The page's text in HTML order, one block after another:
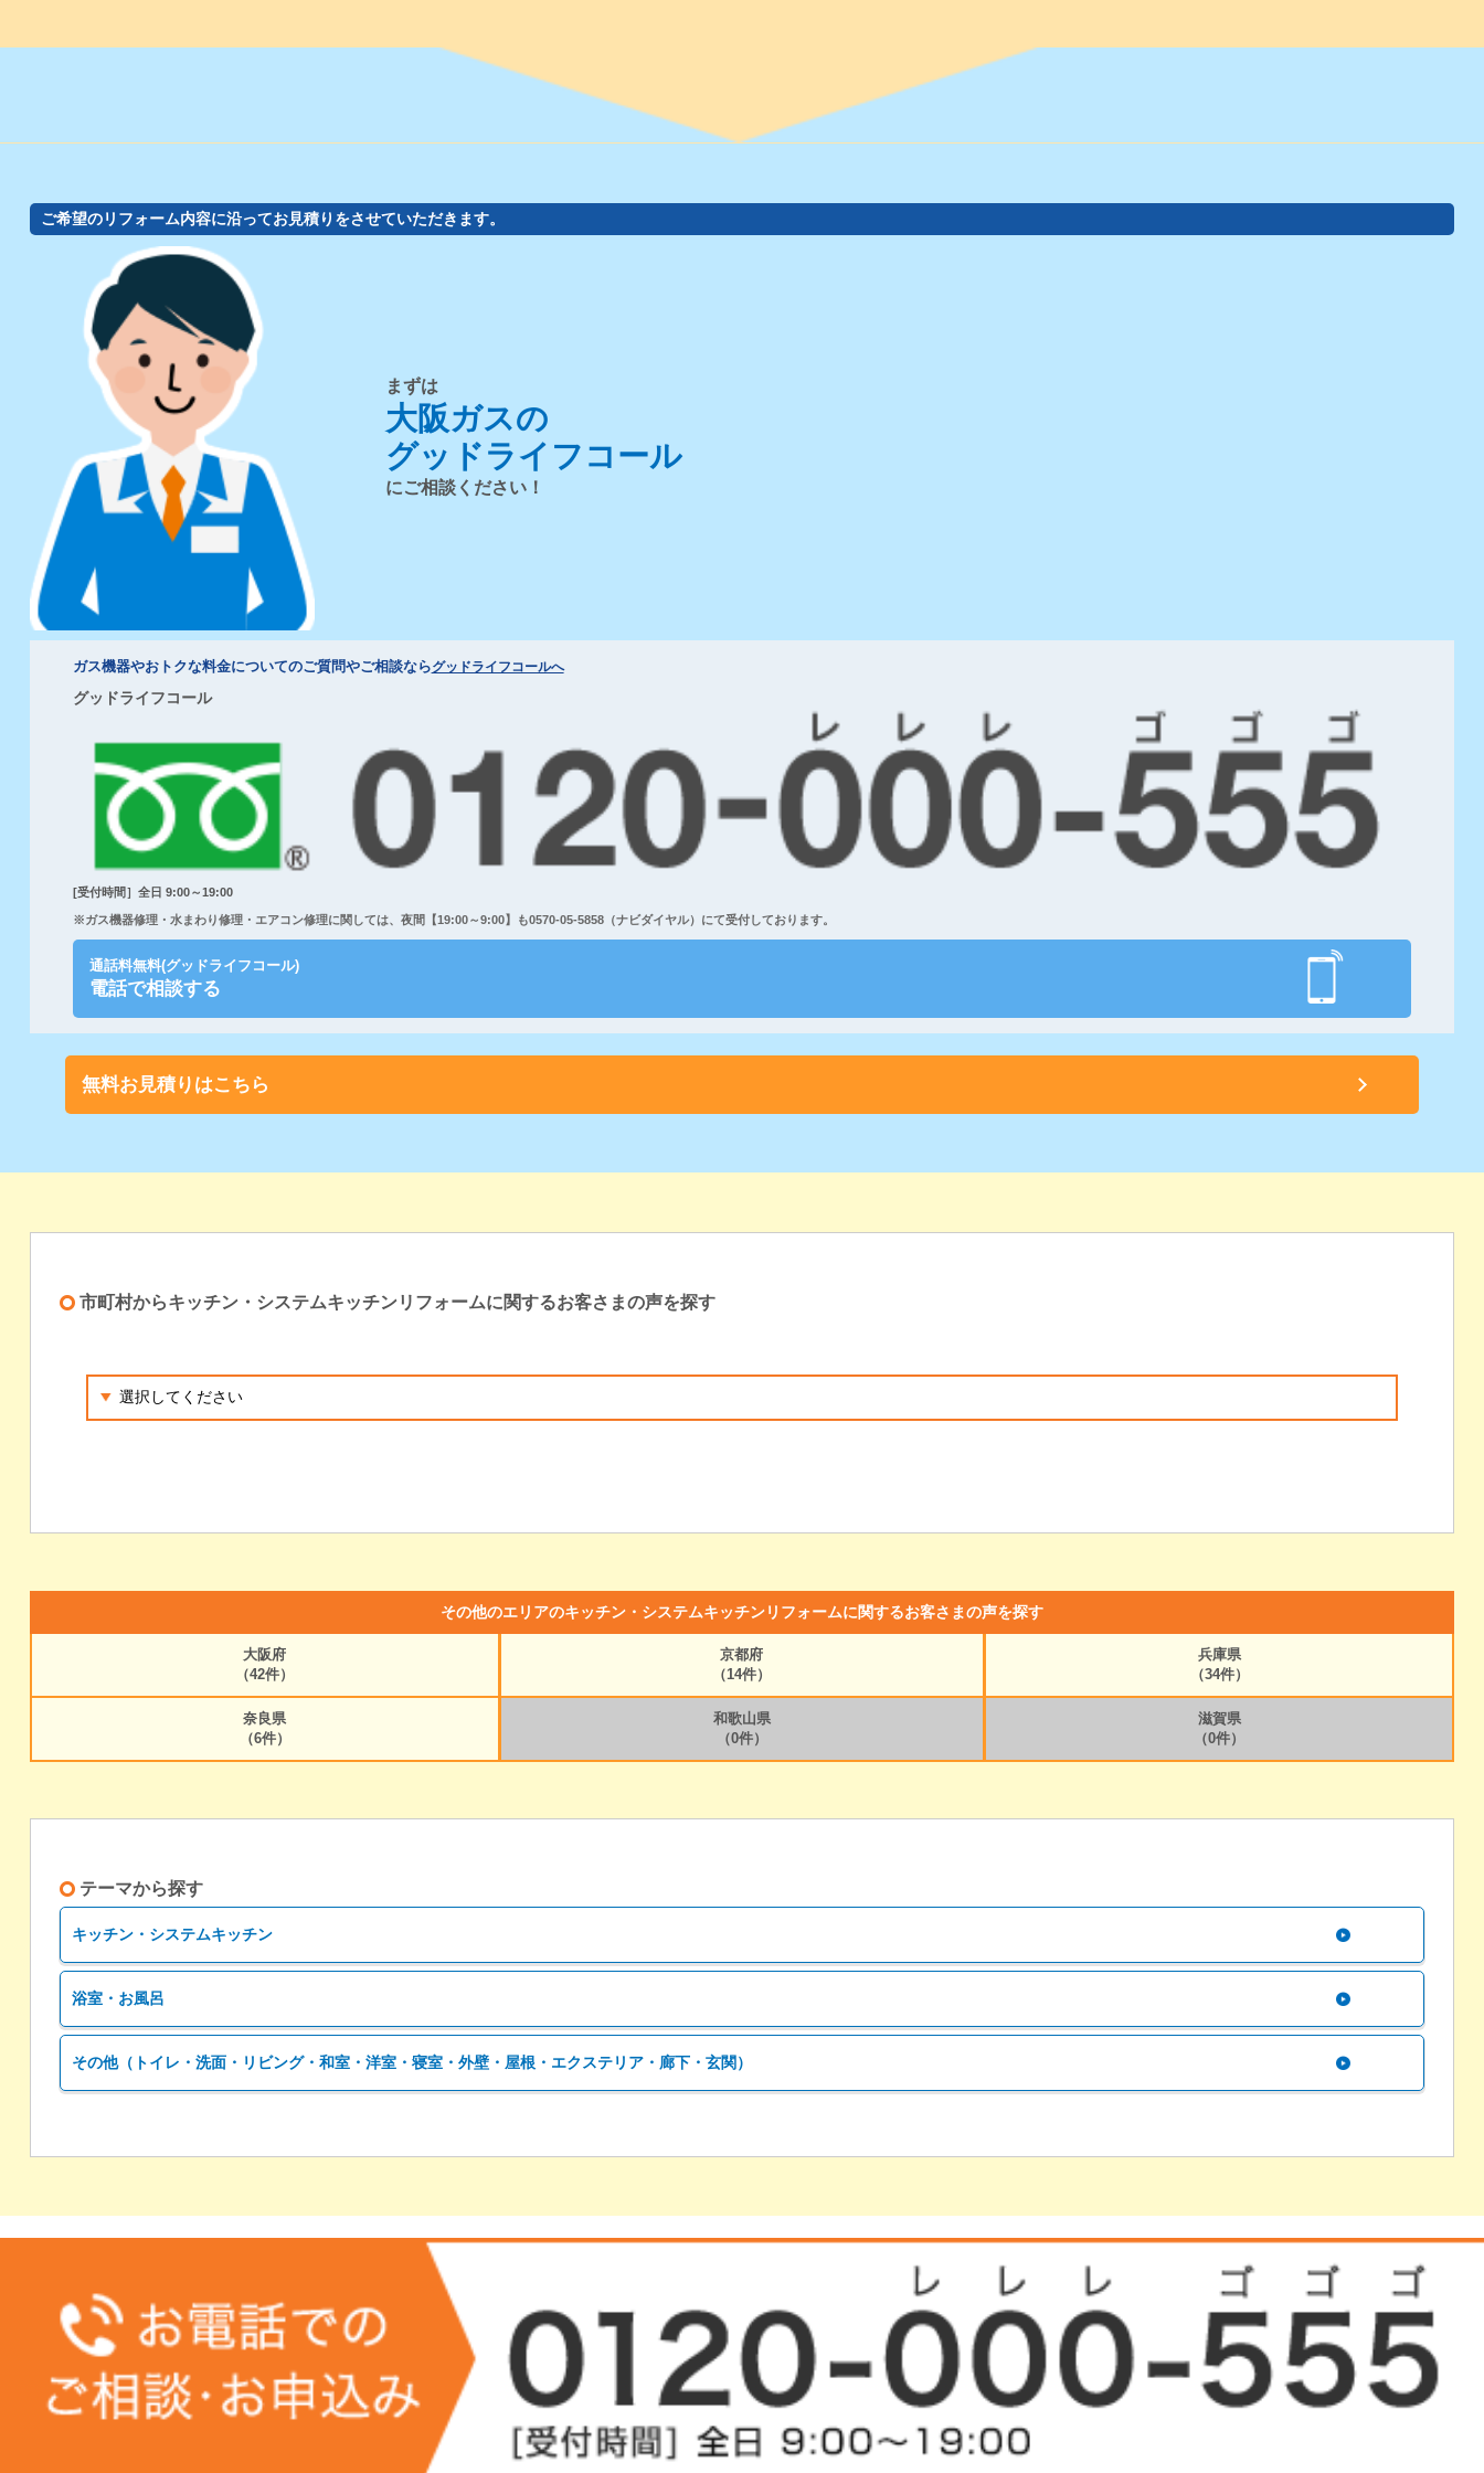
ご希望のリフォーム内容に沿ってお見積りをさせていただきます。
まずは
大阪ガスの
グッドライフコール
にご相談ください！
ガス機器やおトクな料金についてのご質問やご相談ならグッドライフコールへ
グッドライフコール
[受付時間］全日 9:00～19:00
※ガス機器修理・水まわり修理・エアコン修理に関しては、夜間【19:00～9:00】も0570-05-5858（ナビダイヤル）にて受付しております。
通話料無料(グッドライフコール)
電話で相談する
無料お見積りはこちら
市町村からキッチン・システムキッチンリフォームに関するお客さまの声を探す
その他のエリアのキッチン・システムキッチンリフォームに関するお客さまの声を探す
大阪府
（42件）
京都府
（14件）
兵庫県
（34件）
奈良県
（6件）
和歌山県
（0件）
滋賀県
（0件）
テーマから探す
キッチン・システムキッチン
浴室・お風呂
その他（トイレ・洗面・リビング・和室・洋室・寝室・外壁・屋根・エクステリア・廊下・玄関）